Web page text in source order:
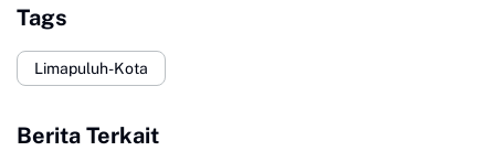
Tags
Limapuluh-Kota
Berita Terkait